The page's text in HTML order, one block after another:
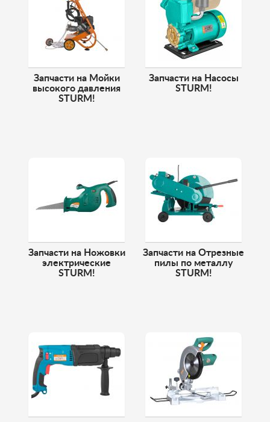
Запчасти на Мойки
высокого давления
STURM!
Запчасти на Насосы
STURM!
Запчасти на Ножовки
электрические
STURM!
Запчасти на Отрезные
пилы по металлу
STURM!